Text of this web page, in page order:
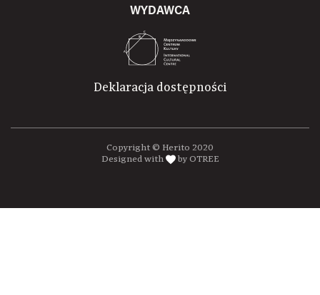
WYDAWCA
Deklaracja dostępności
Copyright © Herito 2020
Designed with
by OTREE